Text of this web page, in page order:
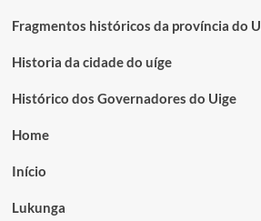
Fragmentos históricos da província do
Historia da cidade do uíge
Histórico dos Governadores do Uige
Home
Início
Lukunga